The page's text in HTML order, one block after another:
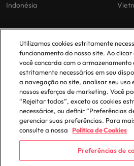
Indonésia
As nossas políticas
Politica Privacidade
Politica de cookies
Política de Biblioteca
Politica de escravidão moderna
O
Utilizamos cookies estritamente
funcionamento do nosso site. Ao clicar
você concorda com o armazenamento
estritamente necessários em seu
a navegação no site, analisar seu uso
nossos esforços de marketing. Você
“Rejeitar todos”, exceto os cookies
necessários, ou definir “Preferências
gerenciar suas preferências. Para
consulte a nossa
Política de Cookies
Preferências de